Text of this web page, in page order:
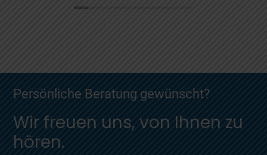
Persönliche Beratung gewünscht?
Wir freuen uns, von Ihnen zu
hören.